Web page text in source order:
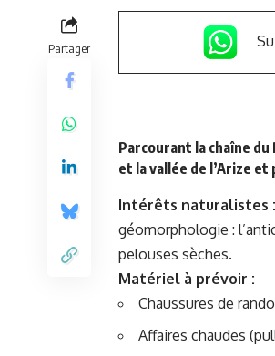
Partager
Parcourant la chaîne
et la vallée de l’Arize
Intérêts naturalistes :
géomorphologie :
pelouses sèches.
Matériel à prévoir :
Chaussures de
Affaires chaudes